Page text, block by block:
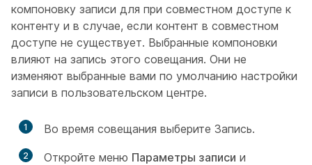
компоновку записи для при совместном доступе к
контенту и в случае, если контент в совместном
доступе не существует. Выбранные компоновки
влияют на запись этого совещания. Они не
изменяют выбранные вами по умолчанию настройки
записи в пользовательском центре.
1 Во время совещания выберите Запись.
2 Откройте меню Параметры записи и